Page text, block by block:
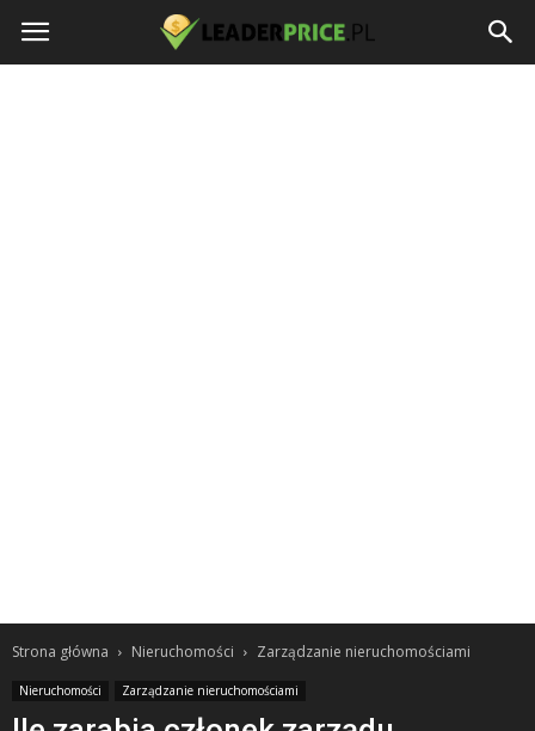
LEADERPRICE.PL
Strona główna Nieruchomości Zarządzanie nieruchomościami
Nieruchomości Zarządzanie nieruchomościami